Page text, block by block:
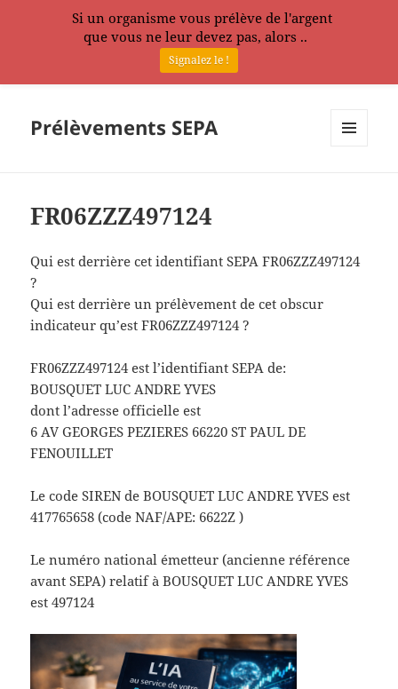
Prélèvements SEPA
FR06ZZZ497124
Qui est derrière cet identifiant SEPA FR06ZZZ497124
?
Qui est derrière un prélèvement de cet obscur
indicateur qu’est FR06ZZZ497124 ?
FR06ZZZ497124 est l’identifiant SEPA de:
BOUSQUET LUC ANDRE YVES
dont l’adresse officielle est
6 AV GEORGES PEZIERES 66220 ST PAUL DE
FENOUILLET
Le code SIREN de BOUSQUET LUC ANDRE YVES est
417765658 (code NAF/APE: 6622Z )
Le numéro national émetteur (ancienne référence
avant SEPA) relatif à BOUSQUET LUC ANDRE YVES
est 497124
Si un organisme vous prélève de l'argent
que vous ne leur devez pas, alors ..
Signalez le !